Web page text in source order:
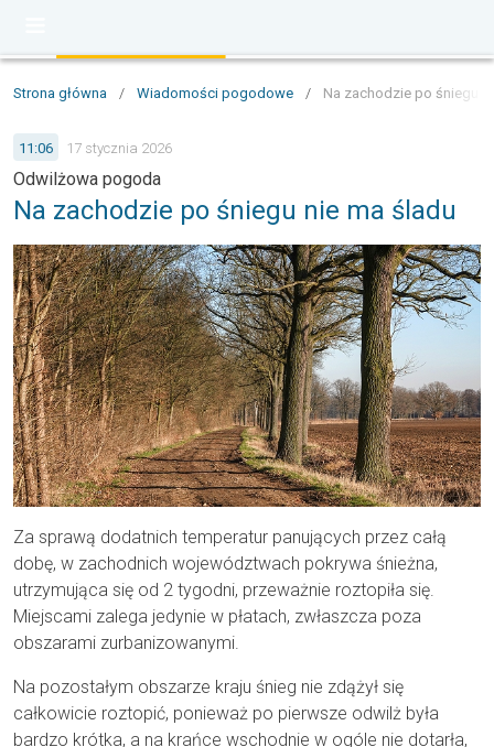
Strona główna / Wiadomości pogodowe / Na zachodzie po śniegu
11:06 17 stycznia 2026
Odwilżowa pogoda
Na zachodzie po śniegu nie ma śladu
Za sprawą dodatnich temperatur panujących przez całą
dobę, w zachodnich województwach pokrywa śnieżna,
utrzymująca się od 2 tygodni, przeważnie roztopiła się.
Miejscami zalega jedynie w płatach, zwłaszcza poza
obszarami zurbanizowanymi.
Na pozostałym obszarze kraju śnieg nie zdążył się
całkowicie roztopić, ponieważ po pierwsze odwilż była
bardzo krótka, a na krańce wschodnie w ogóle nie dotarła,